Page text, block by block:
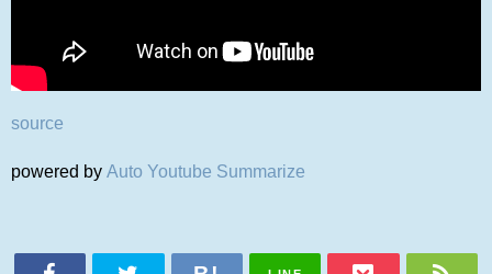
source
powered by Auto Youtube Summarize